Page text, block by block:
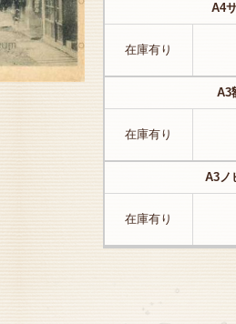
A4
在庫有り
A3
在庫有り
A3ノ
在庫有り